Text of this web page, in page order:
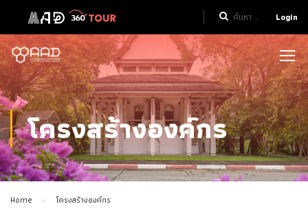
Login
โครงสร้างองค์กร
Home โครงสร้างองค์กร